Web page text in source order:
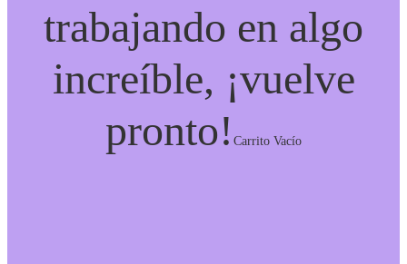
trabajando en algo
increíble, ¡vuelve
pronto!